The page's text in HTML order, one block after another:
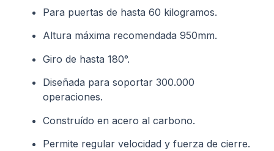
Para puertas de hasta 60 kilogramos.
Altura máxima recomendada 950mm.
Giro de hasta 180°.
Diseñada para soportar 300.000
operaciones.
Construído en acero al carbono.
Permite regular velocidad y fuerza de cierre.